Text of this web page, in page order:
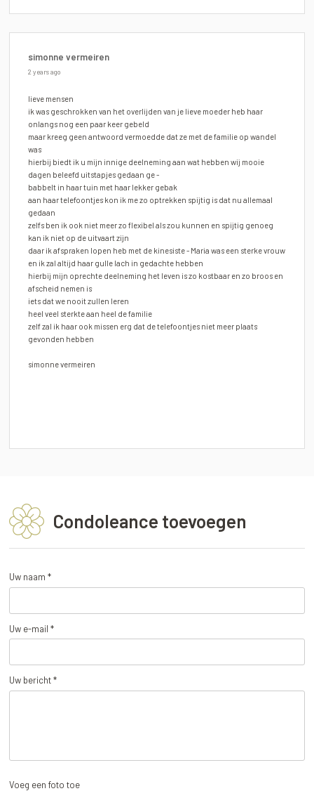
simonne vermeiren
2 years ago
lieve mensen
ik was geschrokken van het overlijden van je lieve moeder heb haar
onlangs nog een paar keer gebeld
maar kreeg geen antwoord vermoedde dat ze met de familie op wandel
was
hierbij biedt ik u mijn innige deelneming aan wat hebben wij mooie
dagen beleefd uitstapjes gedaan ge -
babbelt in haar tuin met haar lekker gebak
aan haar telefoontjes kon ik me zo optrekken spijtig is dat nu allemaal
gedaan
zelfs ben ik ook niet meer zo flexibel als zou kunnen en spijtig genoeg
kan ik niet op de uitvaart zijn
daar ik afspraken lopen heb met de kinesiste - Maria was een sterke vrouw
en ik zal altijd haar gulle lach in gedachte hebben
hierbij mijn oprechte deelneming het leven is zo kostbaar en zo broos en
afscheid nemen is
iets dat we nooit zullen leren
heel veel sterkte aan heel de familie
zelf zal ik haar ook missen erg dat de telefoontjes niet meer plaats
gevonden hebben
simonne vermeiren
Condoleance toevoegen
Uw naam *
Uw e-mail *
Uw bericht *
Voeg een foto toe